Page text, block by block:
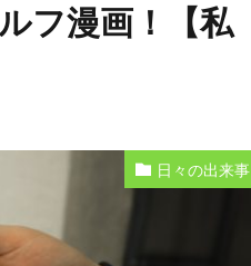
フ漫画！【私
日々の出来事